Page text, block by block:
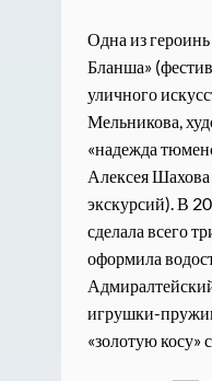
Одна из
Бланша»
уличного
Мельникова,
«надежда
Алексея Шахова
экскурсий). В
сделала всего
оформила
игрушки-
«золотую косу»